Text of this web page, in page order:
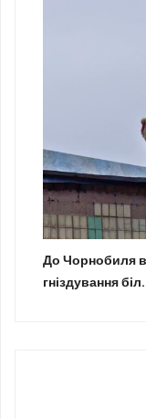
До Чорнобиля
гніздування